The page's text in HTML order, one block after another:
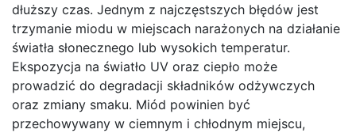
dłuższy czas. Jednym z najczęstszych błędów jest
trzymanie miodu w miejscach narażonych na działanie
światła słonecznego lub wysokich temperatur.
Ekspozycja na światło UV oraz ciepło może
prowadzić do degradacji składników odżywczych
oraz zmiany smaku. Miód powinien być
przechowywany w ciemnym i chłodnym miejscu,